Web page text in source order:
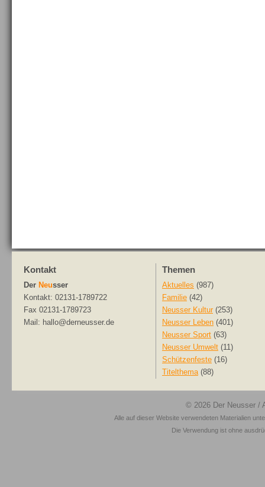
Kontakt
Der Neusser
Kontakt: 02131-1789722
Fax 02131-1789723
Mail: hallo@derneusser.de
Themen
Aktuelles (987)
Familie (42)
Neusser Kultur (253)
Neusser Leben (401)
Neusser Sport (63)
Neusser Umwelt (11)
Schützenfeste (16)
Titelthema(88)
© 2026 Der Neusser /
Alle auf dieser Website verwendeten Materialien
Die Verwendung ist ohne